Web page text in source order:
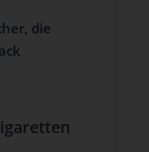
die